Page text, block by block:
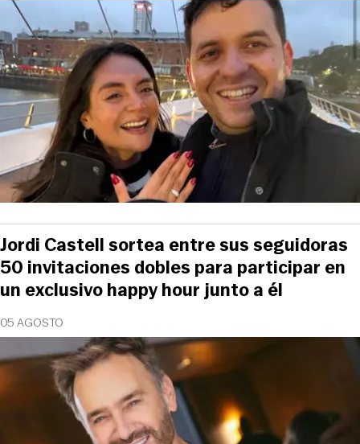
05 AGOSTO
Jordi Castell sortea entre sus seguidoras
50 invitaciones dobles para participar en
un exclusivo happy hour junto a él